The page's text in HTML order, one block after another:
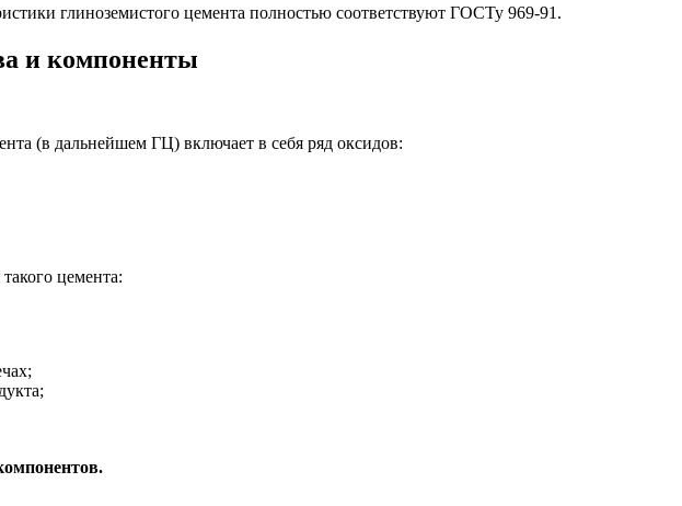
глиноземистого цемента полностью соответствуют ГОСТу 969-91.
и компоненты
(в дальнейшем ГЦ) включает в себя ряд оксидов:
цемента: